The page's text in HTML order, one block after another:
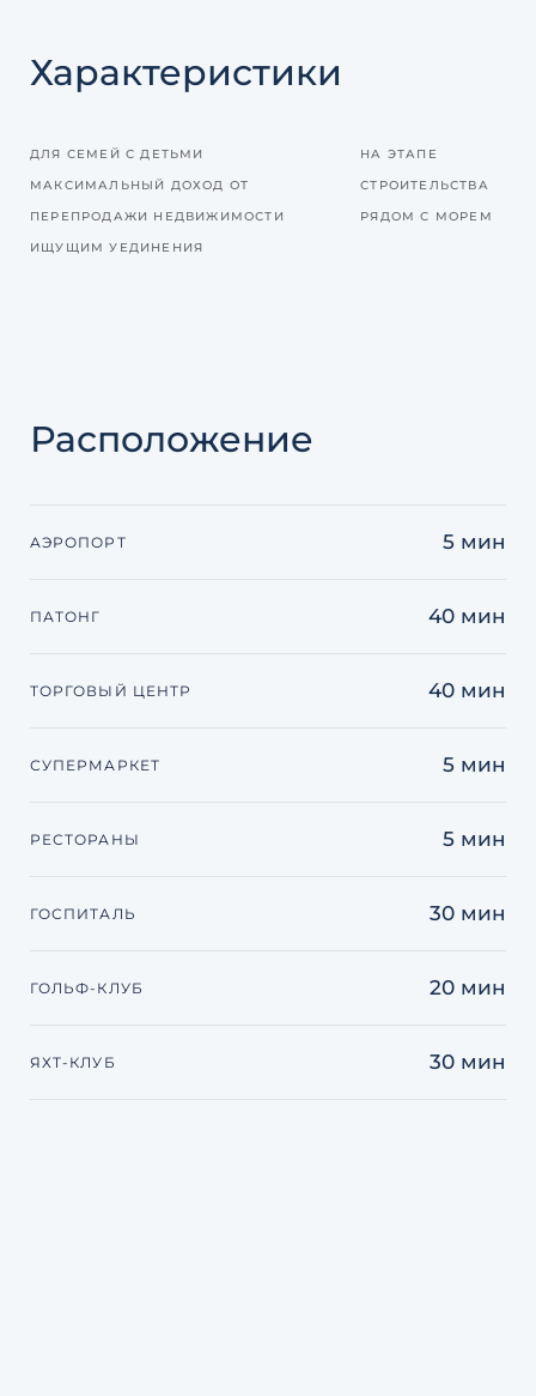
Характеристики
ДЛЯ СЕМЕЙ С ДЕТЬМИ
МАКСИМАЛЬНЫЙ ДОХОД ОТ
ПЕРЕПРОДАЖИ НЕДВИЖИМОСТИ
ИЩУЩИМ УЕДИНЕНИЯ
НА ЭТАПЕ
СТРОИТЕЛЬСТВА
РЯДОМ С МОРЕМ
Расположение
АЭРОПОРТ 5 мин
ПАТОНГ 40 мин
ТОРГОВЫЙ ЦЕНТР 40 мин
СУПЕРМАРКЕТ 5 мин
РЕСТОРАНЫ 5 мин
ГОСПИТАЛЬ 30 мин
ГОЛЬФ-КЛУБ 20 мин
ЯХТ-КЛУБ 30 мин